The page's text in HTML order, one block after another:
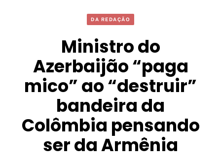
DA REDAÇÃO
Ministro do
Azerbaijão “paga
mico” ao “destruir”
bandeira da
Colômbia pensando
ser da Armênia